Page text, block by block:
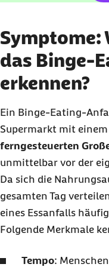
Symptome:
das Binge-
erkennen?
Ein Binge-Eating-
Supermarkt mit
ferngesteuerten
unmittelbar vor der
Da sich die
gesamten Tag
eines Essanfalls
Folgende Merkmale
Tempo: